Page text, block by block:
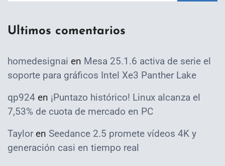
Ultimos comentarios
homedesignai en Mesa 25.1.6 activa de serie el
soporte para gráficos Intel Xe3 Panther Lake
qp924 en ¡Puntazo histórico! Linux alcanza el
7,53% de cuota de mercado en PC
Taylor en Seedance 2.5 promete vídeos 4K y
generación casi en tiempo real